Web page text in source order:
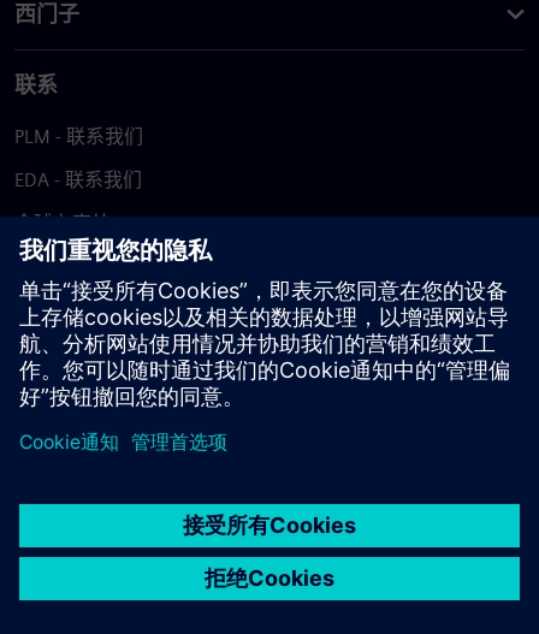
西门子
联系
PLM - 联系我们
EDA - 联系我们
全球办事处
支持中心
提供反馈
报告盗版行为
© Siemens2026